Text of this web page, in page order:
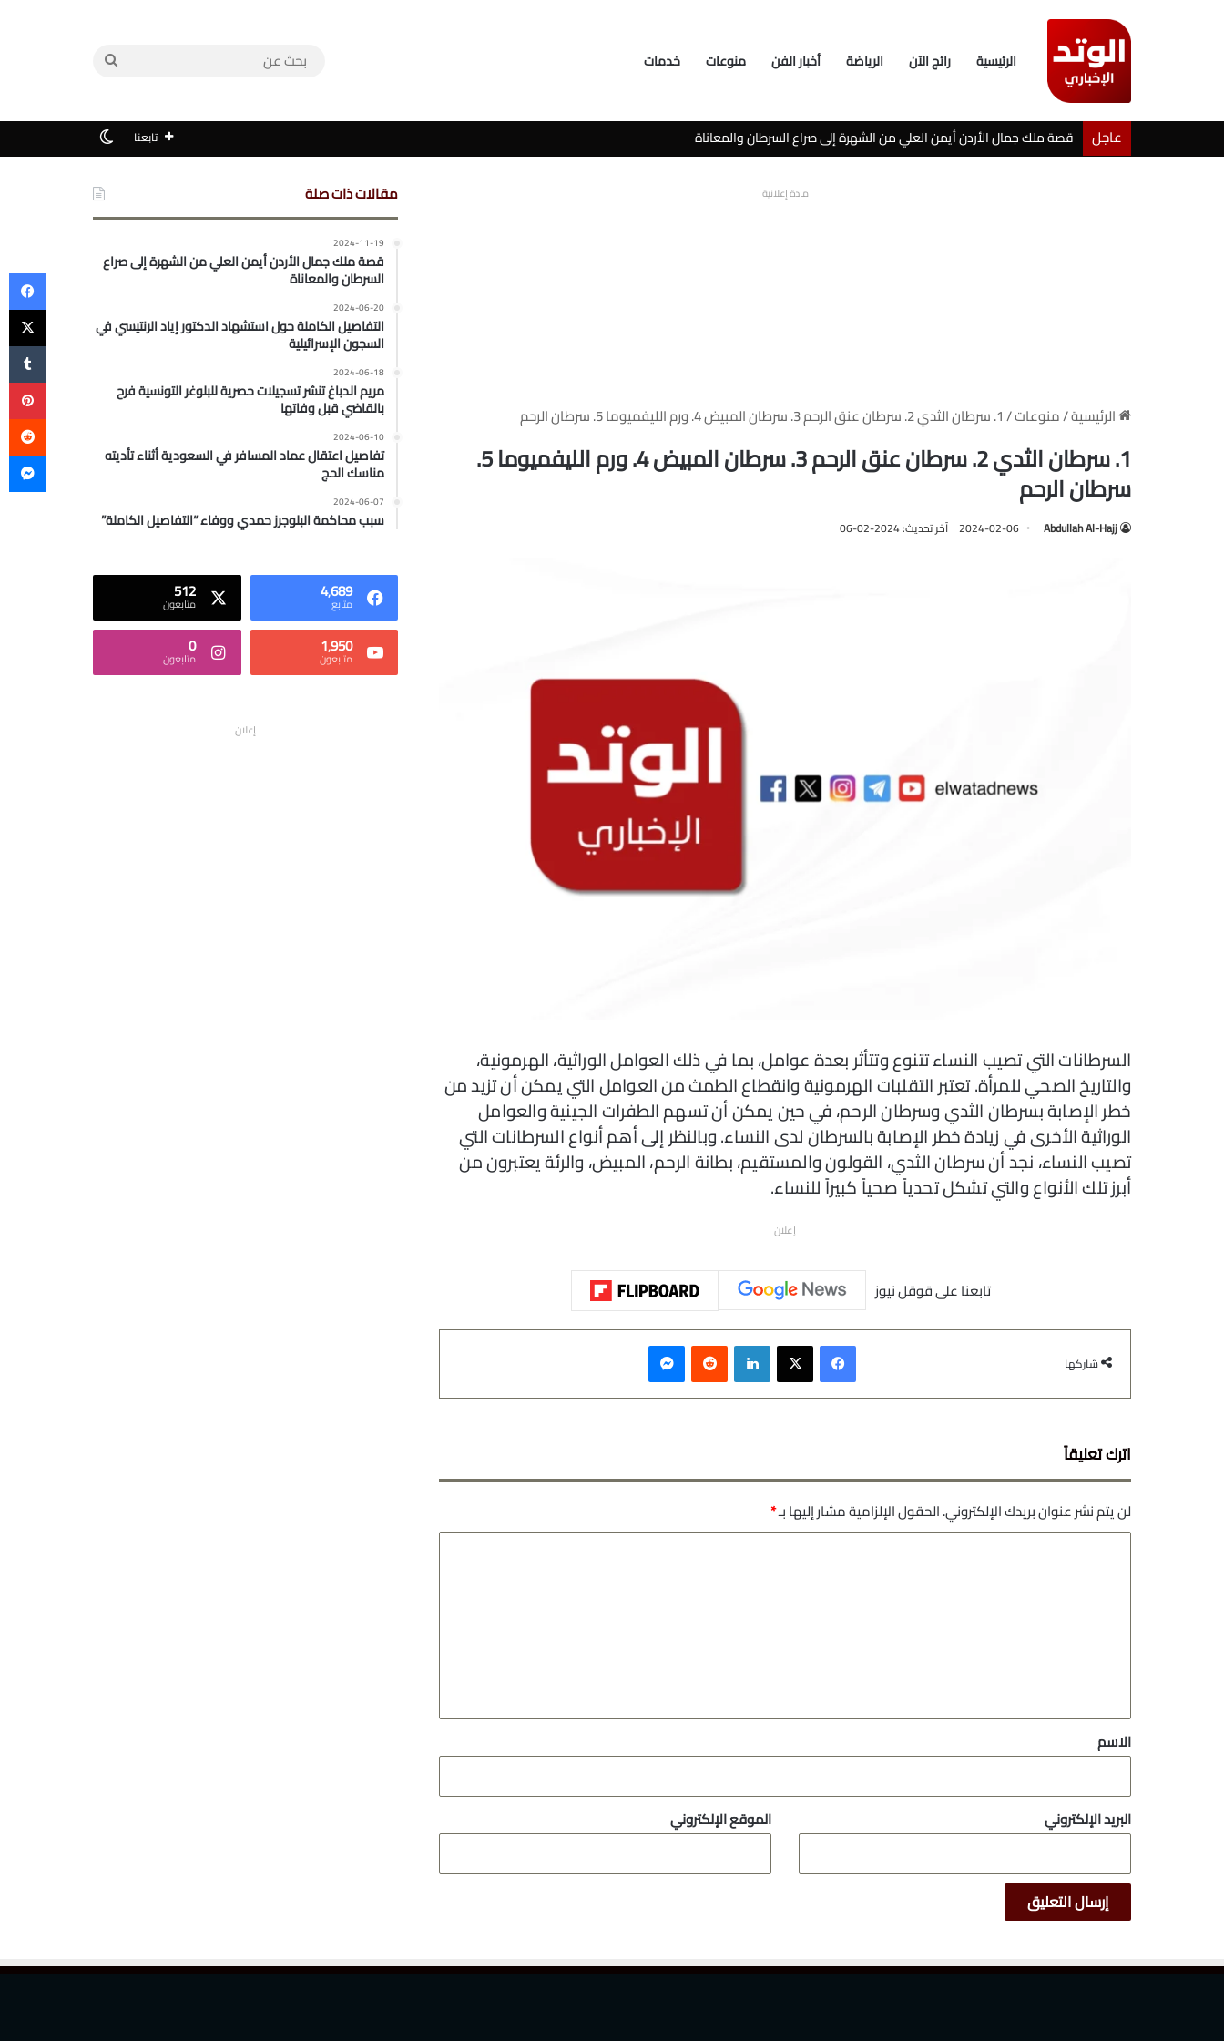
الرئيسية رائج الآن الرياضة أخبار الفن منوعات خدمات
عاجل
قصة ملك جمال الأردن أيمن العلي من الشهرة إلى صراع السرطان والمعاناة تابعنا
مادة إعلانية
الرئيسية/منوعات/1. سرطان الثدي 2. سرطان عنق الرحم 3. سرطان المبيض 4. ورم الليفميوما 5. سرطان الرحم
1. سرطان الثدي 2. سرطان عنق الرحم 3. سرطان المبيض 4. ورم الليفميوما 5.
سرطان الرحم
Abdullah Al-Hajj
2024-02-06 آخر تحديث: 2024-02-06
السرطانات التي تصيب النساء تتنوع وتتأثر بعدة عوامل، بما في ذلك العوامل الوراثية، الهرمونية،
والتاريخ الصحي للمرأة. تعتبر التقلبات الهرمونية وانقطاع الطمث من العوامل التي يمكن أن تزيد من
خطر الإصابة بسرطان الثدي وسرطان الرحم، في حين يمكن أن تسهم الطفرات الجينية والعوامل
الوراثية الأخرى في زيادة خطر الإصابة بالسرطان لدى النساء. وبالنظر إلى أهم أنواع السرطانات التي
تصيب النساء، نجد أن سرطان الثدي، القولون والمستقيم، بطانة الرحم، المبيض، والرئة يعتبرون من
أبرز تلك الأنواع والتي تشكل تحدياً صحياً كبيراً للنساء.
إعلان
تابعنا على قوقل نيوز
شاركها
فيسبوك ‫X لينكدإن
اترك تعليقاً
لن يتم نشر عنوان بريدك الإلكتروني.الحقول الإلزامية مشار إليها بـ*
*
الاسم
البريد الإلكتروني الموقع الإلكتروني
مقالات ذات صلة
2024-11-19
قصة ملك جمال الأردن أيمن العلي من الشهرة إلى صراع
السرطان والمعاناة
2024-06-20
التفاصيل الكاملة حول استشهاد الدكتور إياد الرنتيسي في
السجون الإسرائيلية
2024-06-18
مريم الدباغ تنشر تسجيلات حصرية للبلوغر التونسية فرح
بالقاضي قبل وفاتها
2024-06-10
تفاصيل اعتقال عماد المسافر في السعودية أثناء تأديته
مناسك الحج
2024-06-07
سبب محاكمة البلوجرز حمدي ووفاء “التفاصيل الكاملة”
4٬689
متابع 512
متابعون
1٬950
متابعون 0
متابعون
إعلان